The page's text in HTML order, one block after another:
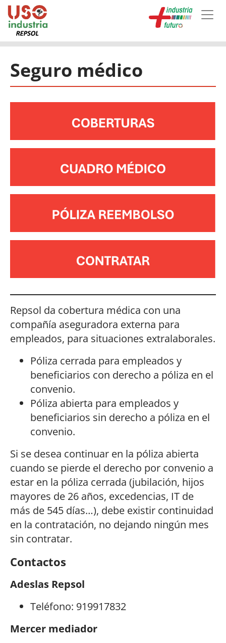
Skip to main content
Seguro médico
Repsol da cobertura médica con una
compañía aseguradora externa para
empleados, para situaciones extralaborales.
Póliza cerrada para empleados y
beneficiarios con derecho a póliza en el
convenio.
Póliza abierta para empleados y
beneficiarios sin derecho a póliza en el
convenio.
Si se desea continuar en la póliza abierta
cuando se pierde el derecho por convenio a
estar en la póliza cerrada (jubilación, hijos
mayores de 26 años, excedencias, IT de
más de 545 días…), debe existir continuidad
en la contratación, no dejando ningún mes
sin contratar.
Contactos
Adeslas Repsol
Teléfono: 919917832
Mercer mediador